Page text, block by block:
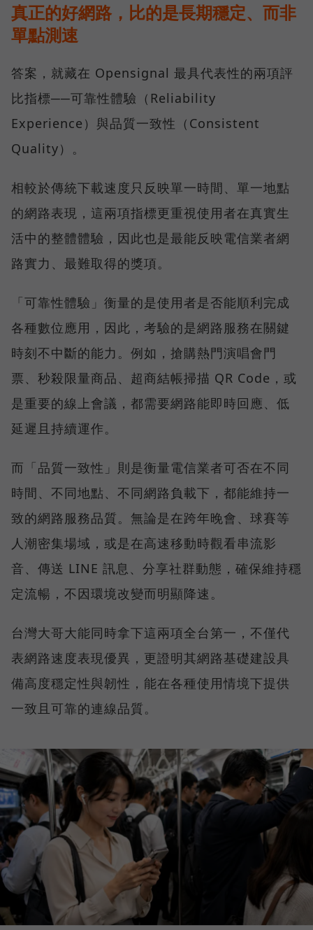
真正的好網路，比的是長期穩定、而非
單點測速
答案，就藏在 Opensignal 最具代表性的兩項評
比指標──可靠性體驗（Reliability
Experience）與品質一致性（Consistent
Quality）。
相較於傳統下載速度只反映單一時間、單一地點
的網路表現，這兩項指標更重視使用者在真實生
活中的整體體驗，因此也是最能反映電信業者網
路實力、最難取得的獎項。
「可靠性體驗」衡量的是使用者是否能順利完成
各種數位應用，因此，考驗的是網路服務在關鍵
時刻不中斷的能力。例如，搶購熱門演唱會門
票、秒殺限量商品、超商結帳掃描 QR Code，或
是重要的線上會議，都需要網路能即時回應、低
延遲且持續運作。
而「品質一致性」則是衡量電信業者可否在不同
時間、不同地點、不同網路負載下，都能維持一
致的網路服務品質。無論是在跨年晚會、球賽等
人潮密集場域，或是在高速移動時觀看串流影
音、傳送 LINE 訊息、分享社群動態，確保維持穩
定流暢，不因環境改變而明顯降速。
台灣大哥大能同時拿下這兩項全台第一，不僅代
表網路速度表現優異，更證明其網路基礎建設具
備高度穩定性與韌性，能在各種使用情境下提供
一致且可靠的連線品質。